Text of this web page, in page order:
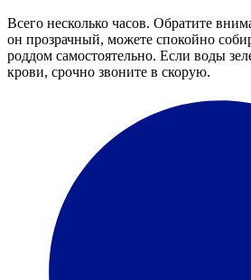
Всего несколько часов. Обратите
он прозрачный, можете спокойно
роддом самостоятельно. Если воды
крови, срочно звоните в скорую.